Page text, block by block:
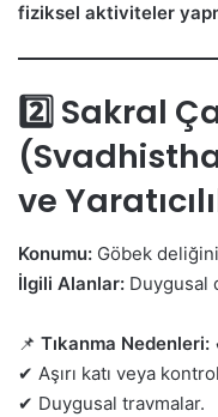
fiziksel aktiviteler
2️⃣ Sakral
ve
Konumu: Göbek
İlgili Alanlar: Duygusal
📌 Tıkanma Nedenleri:
✔ Aşırı katı veya
✔ Duygusal travmalar.